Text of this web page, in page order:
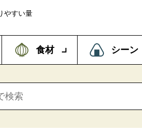
やすい量
食材 シーン